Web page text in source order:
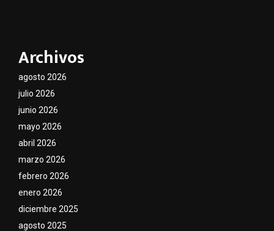
Archivos
agosto 2026
julio 2026
junio 2026
mayo 2026
abril 2026
marzo 2026
febrero 2026
enero 2026
diciembre 2025
agosto 2025